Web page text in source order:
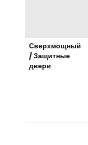
Сверхмощный
/ Защитные
двери